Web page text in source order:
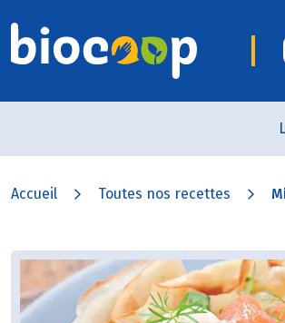
Accueil Toutes nos recettes